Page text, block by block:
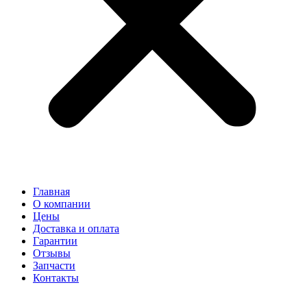
Главная
О компании
Цены
Доставка и оплата
Гарантии
Отзывы
Запчасти
Контакты